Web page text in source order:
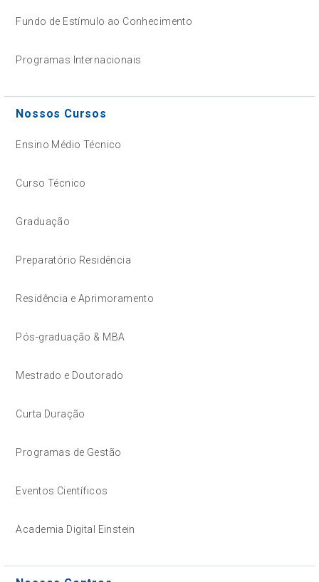
Fundo de Estímulo ao Conhecimento
Programas Internacionais
Nossos Cursos
Ensino Médio Técnico
Curso Técnico
Graduação
Preparatório Residência
Residência e Aprimoramento
Pós-graduação & MBA
Mestrado e Doutorado
Curta Duração
Programas de Gestão
Eventos Científicos
Academia Digital Einstein